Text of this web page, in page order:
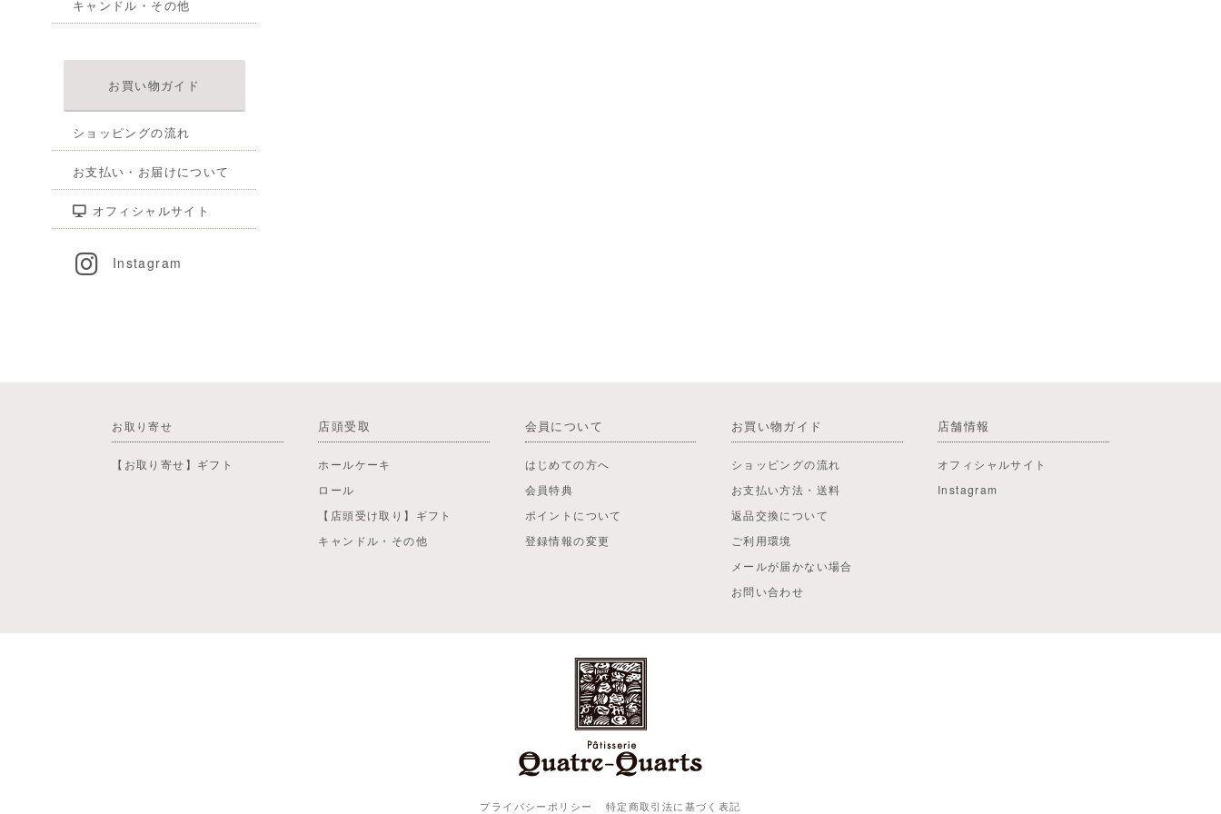
キャンドル・その他
お買い物ガイド
ショッピングの流れ
お支払い・お届けについて
オフィシャルサイト
Instagram
お取り寄せ
【お取り寄せ】ギフト
店頭受取
ホールケーキ
ロール
【店頭受け取り】ギフト
キャンドル・その他
会員について
はじめての方へ
会員特典
ポイントについて
登録情報の変更
お買い物ガイド
ショッピングの流れ
お支払い方法・送料
返品交換について
ご利用環境
メールが届かない場合
お問い合わせ
店舗情報
オフィシャルサイト
Instagram
プライバシーポリシー 特定商取引法に基づく表記